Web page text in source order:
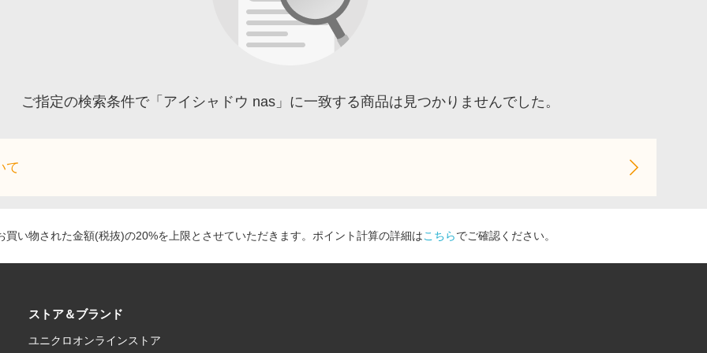
ご指定の検索条件で「アイシャドウ nas」に一致する商品は見つかりませんでした。
て
い物された金額(税抜)の20%を上限とさせていただきます。ポイント計算の詳細はこちらでご確認ください。
ストア＆ブランド
ユニクロオンラインストア